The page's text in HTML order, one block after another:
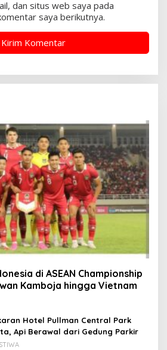
dan situs web saya pada
saya berikutnya.
di ASEAN Championship
Kamboja hingga Vietnam
Hotel Pullman Central Park
Api Berawal dari Gedung Parkir